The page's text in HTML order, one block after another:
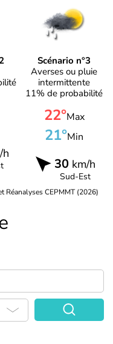
Scénario n°3
Averses ou pluie
intermittente
11% de probabilité
22°Max
21°Min
30 km/h
Sud-Est
Réanalyses CEPMMT (2026)